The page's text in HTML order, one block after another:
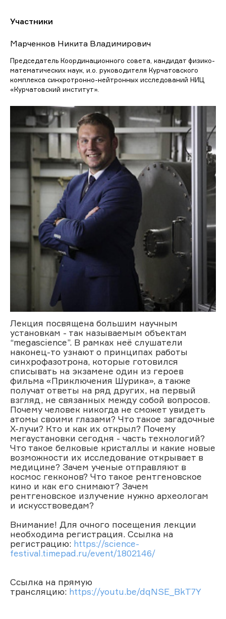
Участники
Марченков Никита Владимирович
Председатель Координационного совета, кандидат физико-
математических наук, и.о. руководителя Курчатовского
комплекса синхротронно-нейтронных исследований НИЦ
«Курчатовский институт».
Лекция посвящена большим научным
установкам - так называемым объектам
“megascience”. В рамках неё слушатели
наконец-то узнают о принципах работы
синхрофазотрона, которые готовился
списывать на экзамене один из героев
фильма «Приключения Шурика», а также
получат ответы на ряд других, на первый
взгляд, не связанных между собой вопросов.
Почему человек никогда не сможет увидеть
атомы своими глазами? Что такое загадочные
X-лучи? Кто и как их открыл? Почему
мегаустановки сегодня - часть технологий?
Что такое белковые кристаллы и какие новые
возможности их исследование открывает в
медицине? Зачем ученые отправляют в
космос гекконов? Что такое рентгеновское
кино и как его снимают? Зачем
рентгеновское излучение нужно археологам
и искусствоведам?
Внимание! Для очного посещения лекции
необходима регистрация. Ссылка на
регистрацию: https://science-
festival.timepad.ru/event/1802146/
Ссылка на прямую
трансляцию: https://youtu.be/dqNSE_BkT7Y